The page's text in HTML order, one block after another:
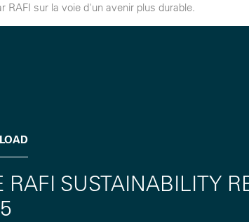
sur la voie d'un avenir plus durable.
RAFI SUSTAINABILITY